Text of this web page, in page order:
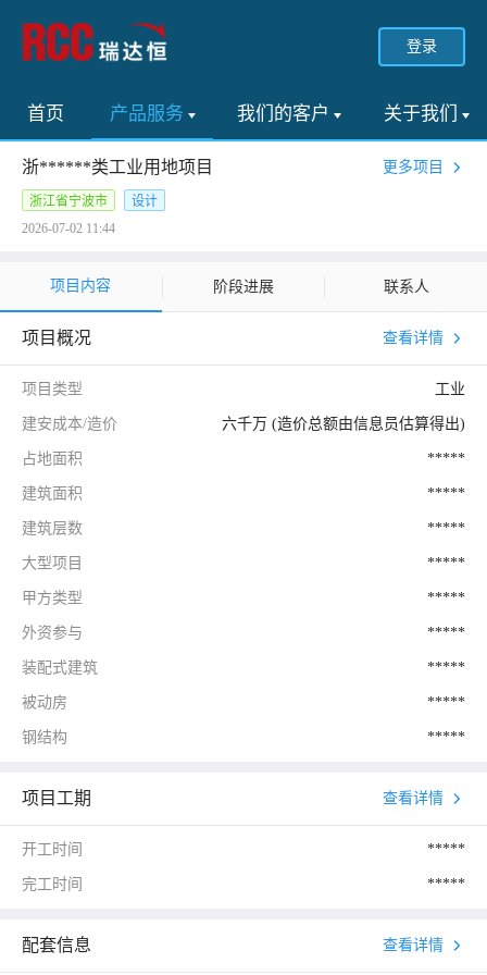
登录
首页 产品服务 我们的客户 关于我们
浙******类工业用地项目 更多项目
浙江省宁波市
设计
2026-07-02 11:44
项目内容 阶段进展 联系人
项目概况 查看详情
项目类型 工业
建安成本/造价 六千万 (造价总额由信息员估算得出)
占地面积 *****
建筑面积 *****
建筑层数 *****
大型项目 *****
甲方类型 *****
外资参与 *****
装配式建筑 *****
被动房 *****
钢结构 *****
项目工期 查看详情
开工时间 *****
完工时间 *****
配套信息 查看详情